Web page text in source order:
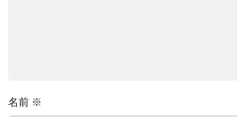
名前 ※